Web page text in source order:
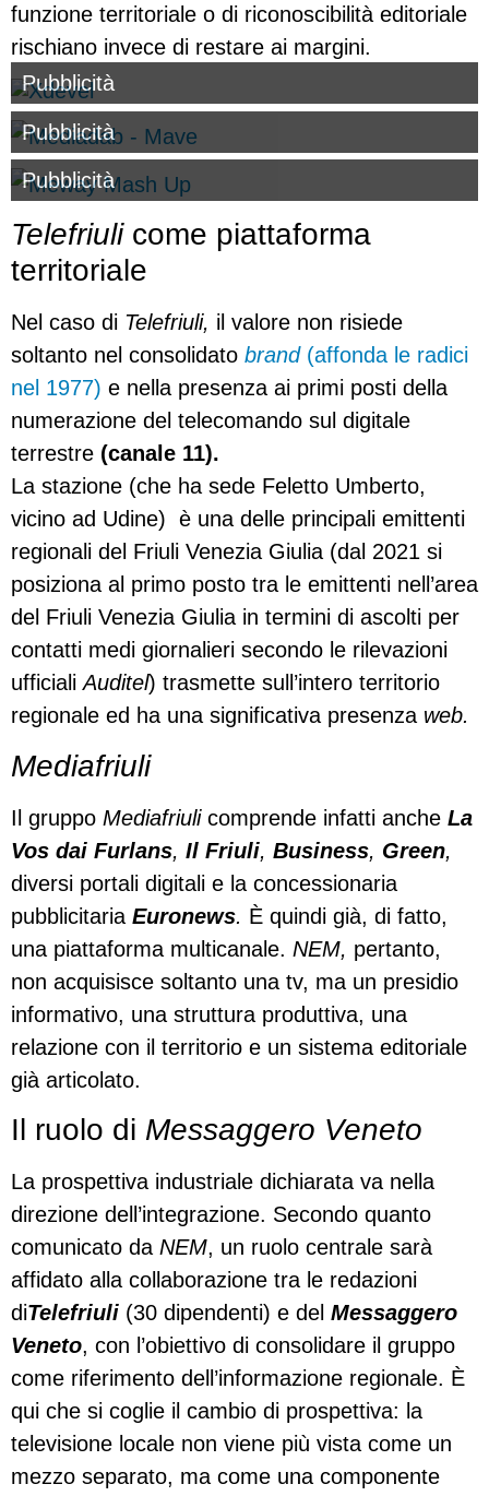
funzione territoriale o di riconoscibilità editoriale
rischiano invece di restare ai margini.
Pubblicità
Pubblicità
Pubblicità
Telefriulicome piattaforma
territoriale
Nel caso di Telefriuli, il valore non risiede
soltanto nel consolidato brand(affonda le radici
nel 1977) e nella presenza ai primi posti della
numerazione del telecomando sul digitale
terrestre (canale 11).
La stazione (che ha sede Feletto Umberto,
vicino ad Udine) è una delle principali emittenti
regionali del Friuli Venezia Giulia (dal 2021 si
posiziona al primo posto tra le emittenti nell’area
del Friuli Venezia Giulia in termini di ascolti per
contatti medi giornalieri secondo le rilevazioni
ufficialiAuditel) trasmette sull’intero territorio
regionale ed ha una significativa presenza web.
Mediafriuli
Il gruppo Mediafriulicomprende infatti anche La
Vos dai Furlans, Il Friuli, Business, Green,
diversi portali digitali e la concessionaria
pubblicitaria Euronews. È quindi già, di fatto,
una piattaforma multicanale. NEM, pertanto,
non acquisisce soltanto una tv, ma un presidio
informativo, una struttura produttiva, una
relazione con il territorio e un sistema editoriale
già articolato.
Il ruolo di Messaggero Veneto
La prospettiva industriale dichiarata va nella
direzione dell’integrazione. Secondo quanto
comunicato da NEM, un ruolo centrale sarà
affidato alla collaborazione tra le redazioni
diTelefriuli (30 dipendenti) e del Messaggero
Veneto, con l’obiettivo di consolidare il gruppo
come riferimento dell’informazione regionale. È
qui che si coglie il cambio di prospettiva: la
televisione locale non viene più vista come un
mezzo separato, ma come una componente